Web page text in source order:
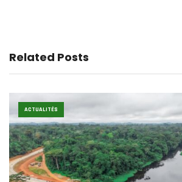
Related Posts
ACTUALITÉS